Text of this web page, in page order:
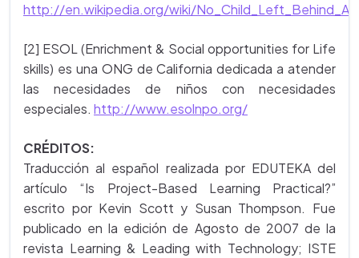
http://en.wikipedia.org/wiki/
[2] ESOL (Enrichment & Social opportunities for Life
skills) es una ONG de California dedicada a atender
las necesidades de niños con necesidades
especiales. http://www.esolnpo.org/
CRÉDITOS:
Traducción al español realizada por EDUTEKA del
artículo “Is Project-Based Learning Practical?”
escrito por Kevin Scott y Susan Thompson. Fue
publicado en la edición de Agosto de 2007 de la
revista Learning & Leading with Technology; ISTE